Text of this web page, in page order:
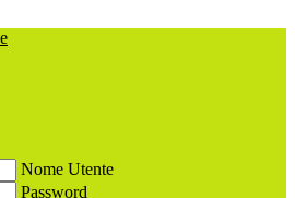
Nome Utente
Password